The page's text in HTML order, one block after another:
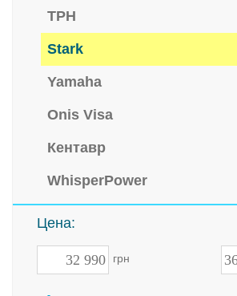
TPH
Stark
Yamaha
Onis Visa
Кентавр
WhisperPower
Цена:
грн